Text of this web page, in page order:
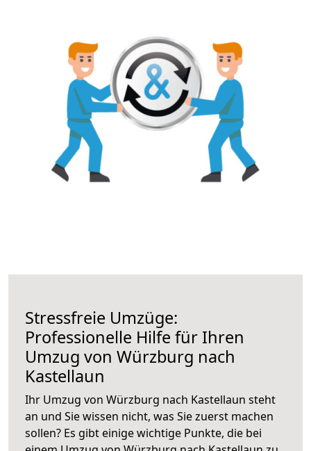
Stressfreie Umzüge:
Professionelle Hilfe für Ihren
Umzug von Würzburg nach
Kastellaun
Ihr Umzug von Würzburg nach Kastellaun steht
an und Sie wissen nicht, was Sie zuerst machen
sollen? Es gibt einige wichtige Punkte, die bei